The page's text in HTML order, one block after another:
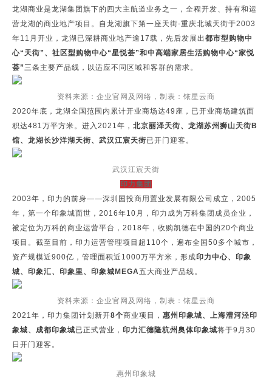
龙湖商业是龙湖集团旗下的四大主航道业务之一，全程开发、持有和运
营龙湖的商业地产项目。自龙湖旗下第一座天街-重庆北城天街于2003
年11月开业，龙湖已深耕商业地产逾17载，先后发展出 都市型购物中
心“天街”、社区型购物中心“星悦荟”和中高端家居生活购物中心“家悦
荟”三条主要产品线，以适应不同区域和客群的需求。
资料来源：企业官网及网络，制表：铱星云商
2020年底，龙湖全国范围内累计开业商场达49座，已开业商场建筑面
积达481万平方米。进入2021年， 北京丽泽天街、龙湖苏州狮山天街B
馆、龙湖长沙洋湖天街、武汉江宸天街已开门迎客。
武汉江宸天街
印力集团
2003年，印力的前身——深圳国投商用置业发展有限公司成立，2005
年，第一个印象城面世，2016年10月，印力成为万科集团成员企业，
被定位为万科的商业运营平台，2018年，收购凯德在中国的20个商业
项目。截至目前，印力运营管理项目超110个，遍布全国50多个城市，
资产规模近900亿，管理面积近1000万平方米，形成印力中心、印象
城、印象汇、印象里、印象城MEGA五大商业产品线。
资料来源：企业官网及网络，制表：铱星云商
2021年，印力集团计划新开8个商业项目， 惠州印象城、上海漕河泾印
象城、成都印象城已正式营业， 印力汇德隆杭州奥体印象城将于9月30
日开门迎客。
惠州印象城